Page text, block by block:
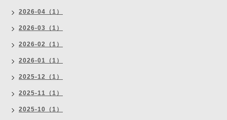
2026-04（1）
2026-03（1）
2026-02（1）
2026-01（1）
2025-12（1）
2025-11（1）
2025-10（1）